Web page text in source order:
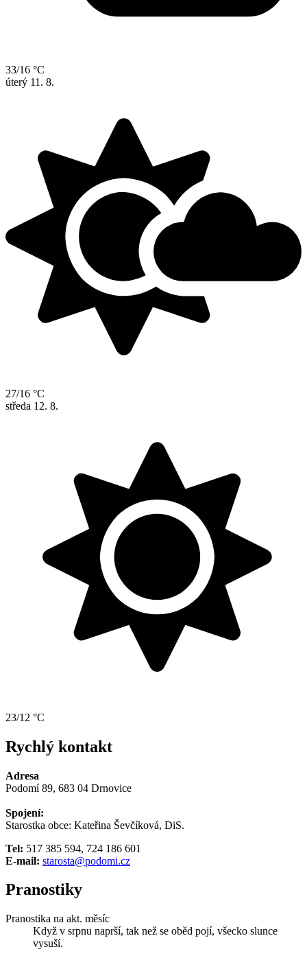
33/16 °C
úterý 11. 8.
27/16 °C
středa 12. 8.
23/12 °C
Rychlý kontakt
Adresa
Podomí 89, 683 04 Drnovice
Spojení:
Starostka obce: Kateřina Ševčíková, DiS.
Tel: 517 385 594, 724 186 601
E-mail: starosta@podomi.cz
Pranostiky
Pranostika na akt. měsíc
Když v srpnu naprší, tak než se oběd pojí, všecko slunce
vysuší.